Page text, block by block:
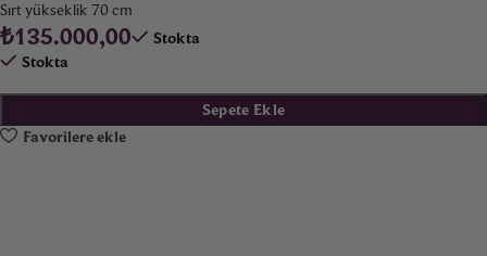
Sırt yükseklik 70 cm
₺135.000,00
Stokta
Stokta
Sepete Ekle
Favorilere ekle